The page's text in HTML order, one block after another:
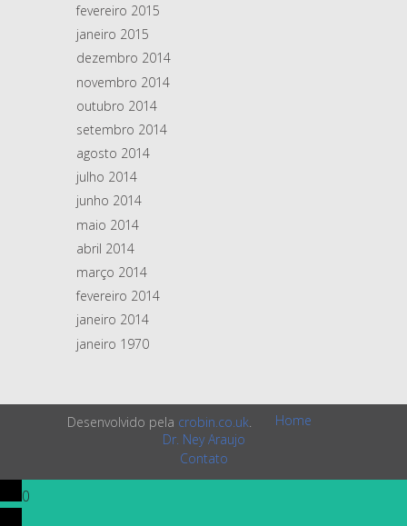
fevereiro 2015
janeiro 2015
dezembro 2014
novembro 2014
outubro 2014
setembro 2014
agosto 2014
julho 2014
junho 2014
maio 2014
abril 2014
março 2014
fevereiro 2014
janeiro 2014
janeiro 1970
Desenvolvido pela crobin.co.uk
Home
Dr. Ney Araujo
Contato
0